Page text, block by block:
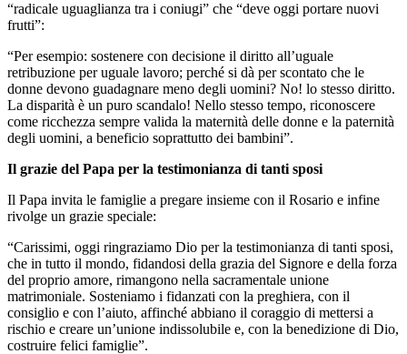
“radicale uguaglianza tra i coniugi” che “deve oggi portare nuovi
frutti”:
“Per esempio: sostenere con decisione il diritto all’uguale
retribuzione per uguale lavoro; perché si dà per scontato che le
donne devono guadagnare meno degli uomini? No! lo stesso diritto.
La disparità è un puro scandalo! Nello stesso tempo, riconoscere
come ricchezza sempre valida la maternità delle donne e la paternità
degli uomini, a beneficio soprattutto dei bambini”.
Il grazie del Papa per la testimonianza di tanti sposi
Il Papa invita le famiglie a pregare insieme con il Rosario e infine
rivolge un grazie speciale:
“Carissimi, oggi ringraziamo Dio per la testimonianza di tanti sposi,
che in tutto il mondo, fidandosi della grazia del Signore e della forza
del proprio amore, rimangono nella sacramentale unione
matrimoniale. Sosteniamo i fidanzati con la preghiera, con il
consiglio e con l’aiuto, affinché abbiano il coraggio di mettersi a
rischio e creare un’unione indissolubile e, con la benedizione di Dio,
costruire felici famiglie”.